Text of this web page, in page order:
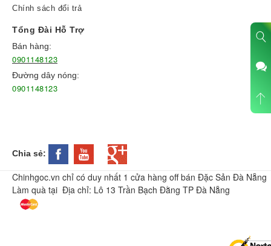
Chính sách đổi trả
Tổng Đài Hỗ Trợ
Bán hàng:
0901148123
Đường dây nóng:
0901148123
Chia sẻ:
Chinhgoc.vn chỉ có duy nhất 1 cửa hàng off bán Đặc Sản Đà Nẵng
Làm quà tại Địa chỉ: Lô 13 Trần Bạch Đằng TP Đà Nẵng